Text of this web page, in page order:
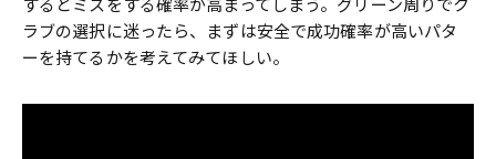
するとミスをする確率が高まってしまう。グリーン周りでク
ラブの選択に迷ったら、まずは安全で成功確率が高いパタ
ーを持てるかを考えてみてほしい。